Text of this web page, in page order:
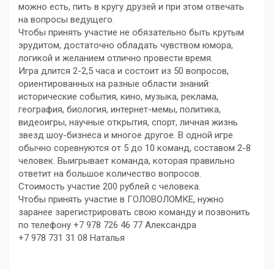
можно есть, пить в кругу друзей и при этом отвечать
на вопросы ведущего.
Чтобы принять участие не обязательно быть крутым
эрудитом, достаточно обладать чувством юмора,
логикой и желанием отлично провести время.
Игра длится 2-2,5 часа и состоит из 50 вопросов,
ориентированных на разные области знаний:
исторические события, кино, музыка, реклама,
география, биология, интернет-мемы, политика,
видеоигры, научные открытия, спорт, личная жизнь
звезд шоу-бизнеса и многое другое. В одной игре
обычно соревнуются от 5 до 10 команд, составом 2-8
человек. Выигрывает команда, которая правильно
ответит на большое количество вопросов.
Стоимость участие 200 рублей с человека.
Чтобы принять участие в ГОЛОВОЛОМКЕ, нужно
заранее зарегистрировать свою команду и позвонить
по телефону +7 978 726 46 77 Александра
+7 978 731 31 08 Наталья